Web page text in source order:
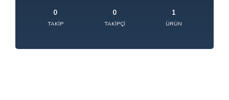
0
TAKIP
0
TAKIPÇI
1
ÜRÜN